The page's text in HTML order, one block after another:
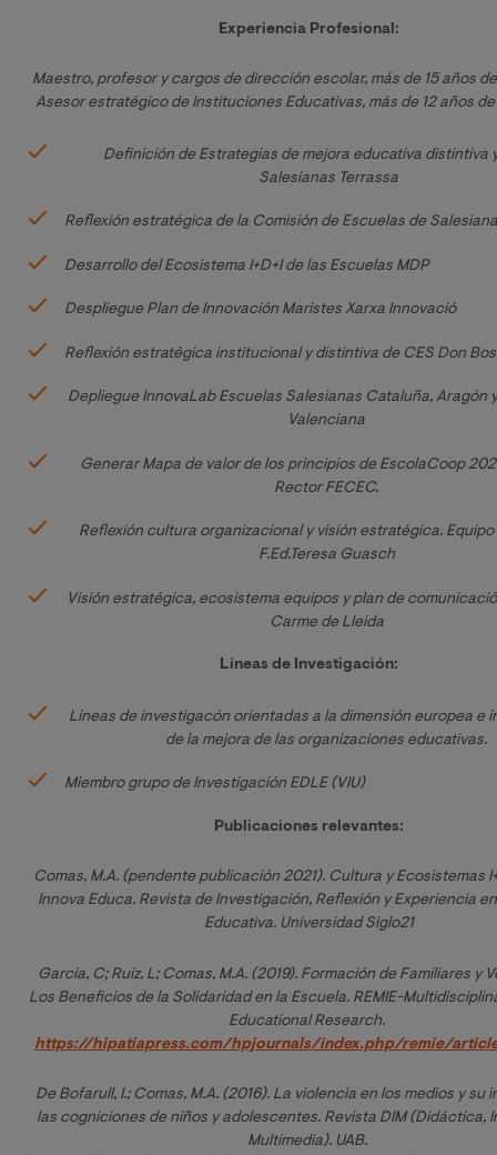
Experiencia Profesional:
Maestro, profesor y cargos de dirección escolar, más de 15 años
Asesor estratégico de Instituciones Educativas, más de 12 años
Definición de Estrategias de mejora educativa distintiva
Salesianas Terrassa
Reflexión estratégica de la Comisión de Escuelas de
Desarrollo del Ecosistema I+D+I de las Escuelas MDP
Despliegue Plan de Innovación Maristes Xarxa Innovació
Reflexión estratégica institucional y distintiva de CES Don
Depliegue InnovaLab Escuelas Salesianas Cataluña, Aragón
Valenciana
Generar Mapa de valor de los principios de EscolaCoop
Rector FECEC.
Reflexión cultura organizacional y visión estratégica.
F.Ed.Teresa Guasch
Visión estratégica, ecosistema equipos y plan de
Carme de Lleida
Líneas de Investigación:
Líneas de investigacón orientadas a la dimensión europea e
de la mejora de las organizaciones educativas.
Miembro grupo de Investigación EDLE (VIU)
Publicaciones relevantes:
Comas, M.A. (pendente publicación 2021). Cultura y Ecosistemas
Innova Educa. Revista de Investigación, Reflexión y Experiencia
Educativa. Universidad Siglo21
Garcia, C; Ruíz, L; Comas, M.A. (2019). Formación de Familiares y
Los Beneficios de la Solidaridad en la Escuela. REMIE-
https://hipatiapress.com/hpjournals/index.php/remie/
De Bofarull, I.; Comas, M.A. (2016). La violencia en los medios y su
las cogniciones de niños y adolescentes. Revista DIM (Didáctica,
Multimedia). UAB.